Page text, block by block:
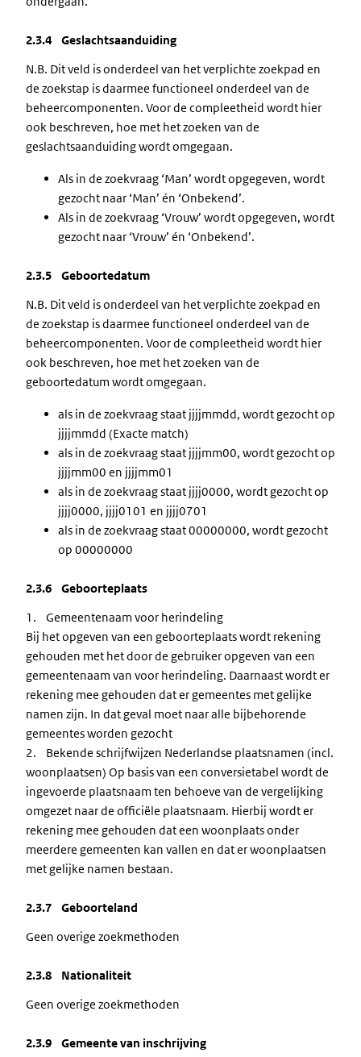
2.3.4 Geslachtsaanduiding
N.B. Dit veld is onderdeel van het verplichte zoekpad en
de zoekstap is daarmee functioneel onderdeel van de
beheercomponenten. Voor de compleetheid wordt hier
ook beschreven, hoe met het zoeken van de
geslachtsaanduiding wordt omgegaan.
Als in de zoekvraag ‘Man’ wordt opgegeven, wordt
gezocht naar ‘Man’ én ‘Onbekend’.
Als in de zoekvraag ‘Vrouw’ wordt opgegeven, wordt
gezocht naar ‘Vrouw’ én ‘Onbekend’.
2.3.5 Geboortedatum
N.B. Dit veld is onderdeel van het verplichte zoekpad en
de zoekstap is daarmee functioneel onderdeel van de
beheercomponenten. Voor de compleetheid wordt hier
ook beschreven, hoe met het zoeken van de
geboortedatum wordt omgegaan.
als in de zoekvraag staat jjjjmmdd, wordt gezocht op
jjjjmmdd (Exacte match)
als in de zoekvraag staat jjjjmm00, wordt gezocht op
jjjjmm00 en jjjjmm01
als in de zoekvraag staat jjjj0000, wordt gezocht op
jjjj0000, jjjj0101 en jjjj0701
als in de zoekvraag staat 00000000, wordt gezocht
op 00000000
2.3.6 Geboorteplaats
1. Gemeentenaam voor herindeling
Bij het opgeven van een geboorteplaats wordt rekening
gehouden met het door de gebruiker opgeven van een
gemeentenaam van voor herindeling. Daarnaast wordt er
rekening mee gehouden dat er gemeentes met gelijke
namen zijn. In dat geval moet naar alle bijbehorende
gemeentes worden gezocht
2. Bekende schrijfwijzen Nederlandse plaatsnamen (incl.
woonplaatsen) Op basis van een conversietabel wordt de
ingevoerde plaatsnaam ten behoeve van de vergelijking
omgezet naar de officiële plaatsnaam. Hierbij wordt er
rekening mee gehouden dat een woonplaats onder
meerdere gemeenten kan vallen en dat er woonplaatsen
met gelijke namen bestaan.
2.3.7 Geboorteland
Geen overige zoekmethoden
2.3.8 Nationaliteit
Geen overige zoekmethoden
2.3.9 Gemeente van inschrijving